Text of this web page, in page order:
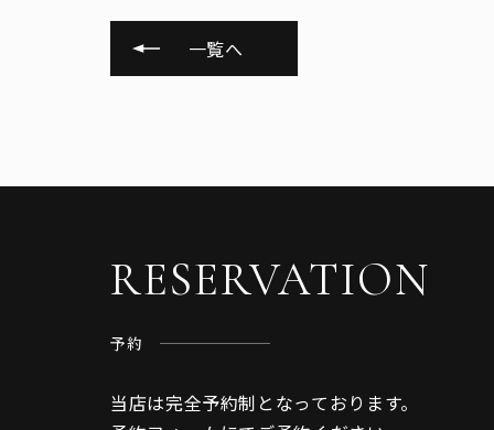
一覧へ
RESERVATION
予約
当店は完全予約制となっております。